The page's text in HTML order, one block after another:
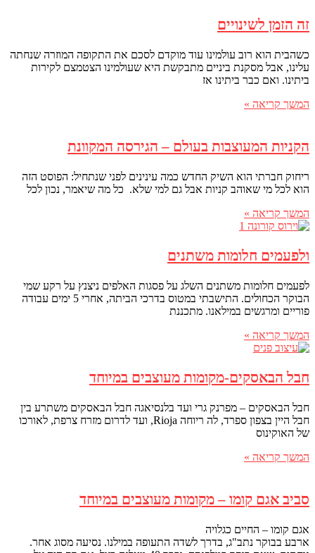
זה הזמן לשינויים
כשהבית הוא רוב עולמינו עוד מוקדם לסכם את התקופה המוזרה שנחתה
עלינו, אבל מסקנת ביניים מתבקשת היא שעולמינו הצטמצם לקירות
ביתינו. ואם כבר ביתינו אז
המשך קריאה »
הקניות המעוצבות בעולם – הגירסה המקוונת
ריחוק חברתי הוא השיק החדש כמה עינינים לפני שנתחיל: הפוסט הזה
הוא לכל מי שאוהב קניות אבל גם למי שלא. כל מה שיאמר, נכון לכל
המשך קריאה »
ולפעמים חלומות משתנים
לפעמים חלומות משתנים השלג על פסגות האלפים ניצנץ על רקע שמי
הבוקר הכחולים. התישבתי במטוס בדרכי הביתה, אחרי 5 ימים עבודה
פוריים ומרגשים במילאנו. מתכננת
המשך קריאה »
חבל הבאסקים-מקומות מעוצבים במיוחד
חבל הבאסקים – מפרנק גרי ועד בלנסיאגה חבל הבאסקים משתרע בין
חבל היין בצפון ספרד, לה ריוחה Rioja, ועד לדרום מזרח צרפת, לאורכו
של האוקינוס
המשך קריאה »
סביב אגם קומו – מקומות מעוצבים במיוחד
אגם קומו – החיים כגלויה
ארבע בבוקר נתב"ג, בדרך לשדה התעופה במילנו. נסיעה מסוג אחר.